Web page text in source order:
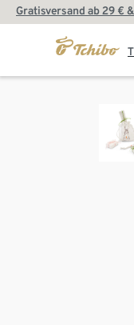
Gratisversand ab 29 €